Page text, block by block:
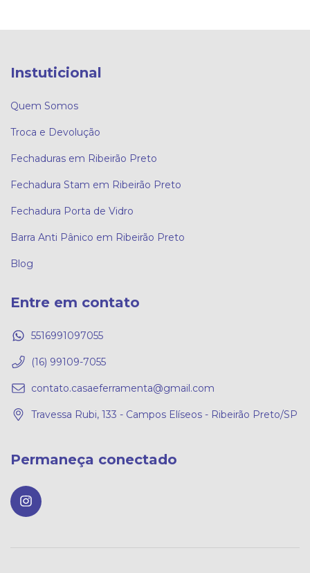
Instuticional
Quem Somos
Troca e Devolução
Fechaduras em Ribeirão Preto
Fechadura Stam em Ribeirão Preto
Fechadura Porta de Vidro
Barra Anti Pânico em Ribeirão Preto
Blog
Entre em contato
5516991097055
(16) 99109-7055
contato.casaeferramenta@gmail.com
Travessa Rubi, 133 - Campos Elíseos - Ribeirão Preto/SP
Permaneça conectado